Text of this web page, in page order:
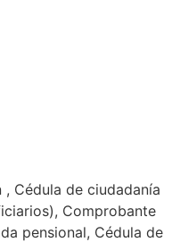
Cédula de ciudadanía
Comprobante
pensional, Cédula de